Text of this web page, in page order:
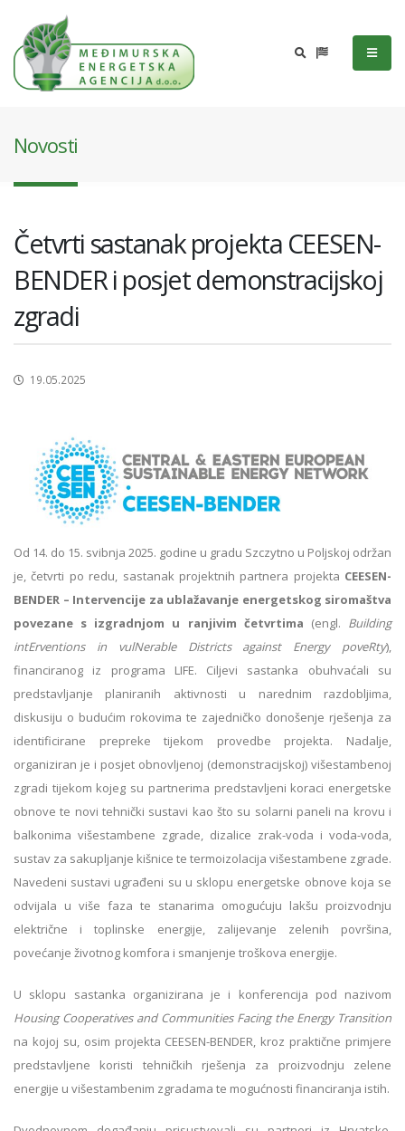
Novosti
Četvrti sastanak projekta CEESEN-
BENDER i posjet demonstracijskoj
zgradi
19.05.2025
Od 14. do 15. svibnja 2025. godine u gradu Szczytno u Poljskoj održan
je, četvrti po redu, sastanak projektnih partnera projekta CEESEN-
BENDER – Intervencije za ublažavanje energetskog siromaštva
povezane s izgradnjom u ranjivim četvrtima (engl. Building
intErventions in vulNerable Districts against Energy poveRty),
financiranog iz programa LIFE. Ciljevi sastanka obuhvaćali su
predstavljanje planiranih aktivnosti u narednim razdobljima,
diskusiju o budućim rokovima te zajedničko donošenje rješenja za
identificirane prepreke tijekom provedbe projekta. Nadalje,
organiziran je i posjet obnovljenoj (demonstracijskoj) višestambenoj
zgradi tijekom kojeg su partnerima predstavljeni koraci energetske
obnove te novi tehnički sustavi kao što su solarni paneli na krovu i
balkonima višestambene zgrade, dizalice zrak-voda i voda-voda,
sustav za sakupljanje kišnice te termoizolacija višestambene zgrade.
Navedeni sustavi ugrađeni su u sklopu energetske obnove koja se
odvijala u više faza te stanarima omogućuju lakšu proizvodnju
električne i toplinske energije, zalijevanje zelenih površina,
povećanje životnog komfora i smanjenje troškova energije.
U sklopu sastanka organizirana je i konferencija pod nazivom
Housing Cooperatives and Communities Facing the Energy Transition
na kojoj su, osim projekta CEESEN-BENDER, kroz praktične primjere
predstavljene koristi tehničkih rješenja za proizvodnju zelene
energije u višestambenim zgradama te mogućnosti financiranja istih.